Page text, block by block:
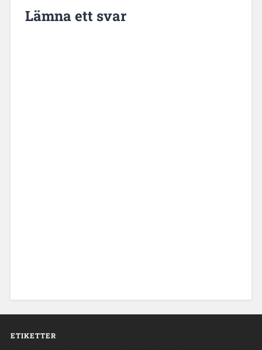
Lämna ett svar
ETIKETTER